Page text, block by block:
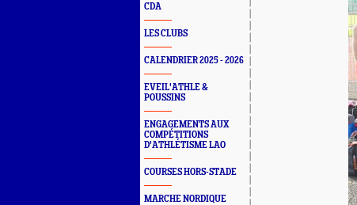
CDA
LES CLUBS
CALENDRIER 2025 - 2026
EVEIL'ATHLE &
POUSSINS
ENGAGEMENTS AUX
COMPÉTITIONS
D'ATHLÉTISME LAO
COURSES HORS-STADE
MARCHE NORDIQUE